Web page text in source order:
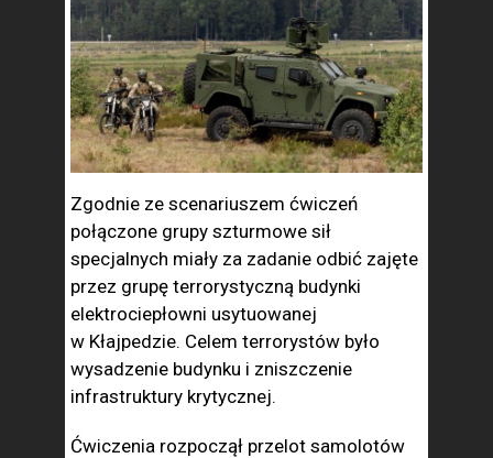
Zgodnie ze scenariuszem ćwiczeń
połączone grupy szturmowe sił
specjalnych miały za zadanie odbić zajęte
przez grupę terrorystyczną budynki
elektrociepłowni usytuowanej
w Kłajpedzie. Celem terrorystów było
wysadzenie budynku i zniszczenie
infrastruktury krytycznej.
Ćwiczenia rozpoczął przelot samolotów